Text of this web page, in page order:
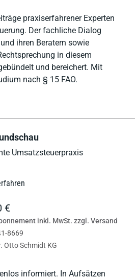
praxiserfahrener Experten
Der fachliche Dialog
ihren Beratern sowie
in diesem
und bereichert. Mit
nach § 15 FAO.
Umsatzsteuerpraxis
informiert. In Aufsätzen
€
inkl. MwSt. zzgl. Versand
8669
Otto Schmidt KG